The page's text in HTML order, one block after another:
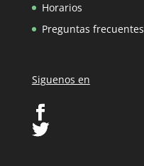
Horarios
Preguntas frecuentes
Siguenos en